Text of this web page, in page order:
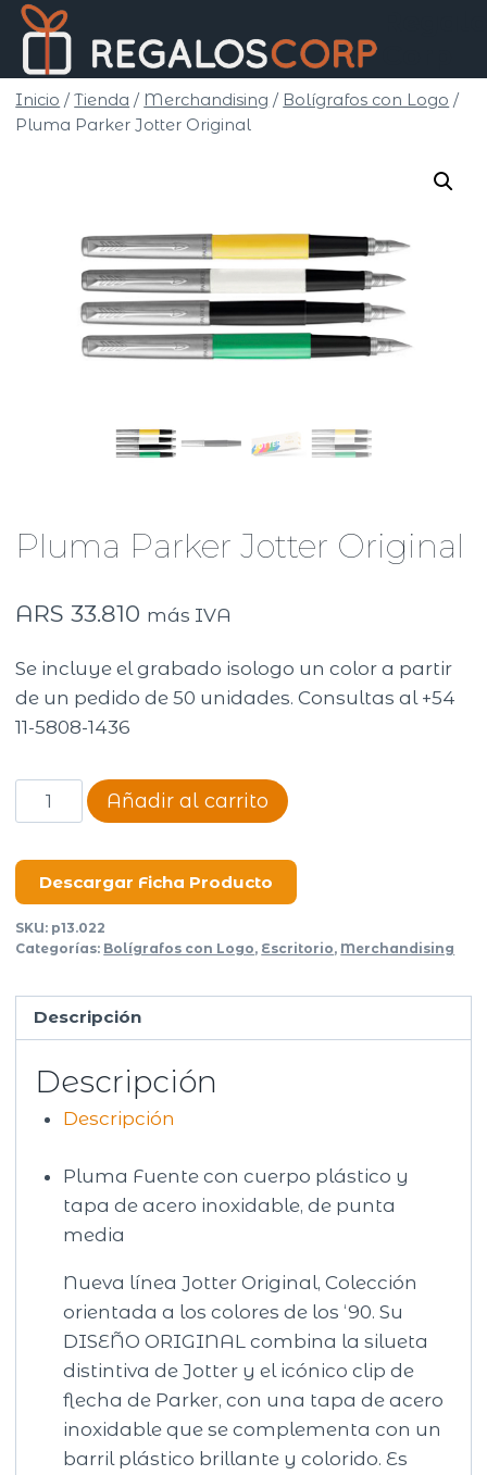
Saltar
contenido
Inicio / Tienda / Merchandising / Bolígrafos con Logo /
Pluma Parker Jotter Original
Pluma Parker Jotter Original
ARS 33.810 más IVA
Se incluye el grabado isologo un color a partir
de un pedido de 50 unidades. Consultas al +54
11-5808-1436
Pluma
Parker
Original
cantidad
Añadir al carrito
Descargar Ficha Producto
SKU: p13.022
Categorías: Bolígrafos con Logo, Escritorio, Merchandising
Descripción
Descripción
Descripción
Pluma Fuente con cuerpo plástico y
tapa de acero inoxidable, de punta
media
Nueva línea Jotter Original, Colección
orientada a los colores de los ‘90. Su
DISEÑO ORIGINAL combina la silueta
distintiva de Jotter y el icónico clip de
flecha de Parker, con una tapa de acero
inoxidable que se complementa con un
barril plástico brillante y colorido. Es